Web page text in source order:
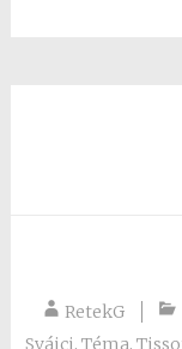
RetekG
Svájci,Téma,